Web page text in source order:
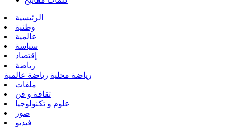
الرئيسية
وطنية
عالمية
سياسة
إقتصاد
رياضة
رياضة محلية رياضة عالمية
ملفات
ثقافة و فن
علوم و تكنولوجيا
صور
فيديو